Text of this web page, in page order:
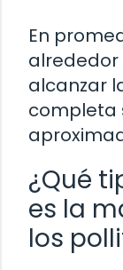
En
alrededor
alcanzar
completa
¿Qué
es la
los